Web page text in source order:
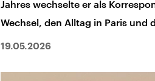
Jahres wechselte er als
Wechsel, den Alltag in Paris und
19.05.2026